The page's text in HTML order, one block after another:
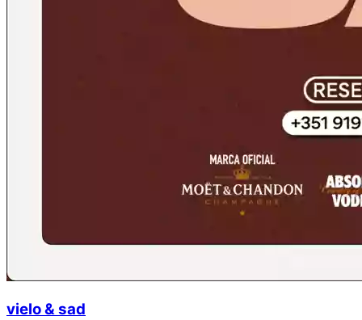
vielo & sad